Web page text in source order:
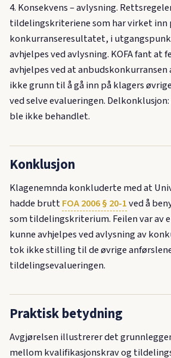
4. Konsekvens – avlysning.
tildelingskriteriene som har virket inn
konkurranseresultatet, i
avhjelpes ved avlysning. KOFA fant at
avhjelpes ved at anbudskonkurransen
ikke grunn til å gå inn på klagers
ved selve evalueringen.
ble ikke behandlet.
Konklusjon
Klagenemnda konkluderte med at
hadde bruttFOA 2006 § 20-1ved å
som tildelingskriterium. Feilen var av
kunne avhjelpes ved avlysning av
tok ikke stilling til de øvrige
tildelingsevalueringen.
Praktisk betydning
Avgjørelsen illustrerer det
mellom kvalifikasjonskrav og